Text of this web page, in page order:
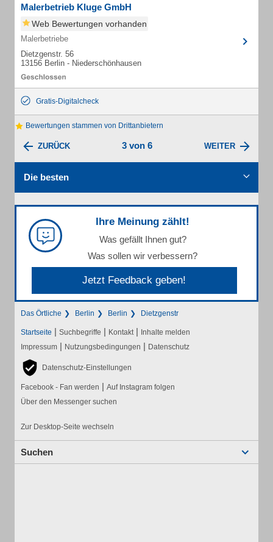
Malerbetrieb Kluge GmbH
Web Bewertungen vorhanden
Malerbetriebe
Dietzgenstr. 56
13156 Berlin - Niederschönhausen
Gratis-Digitalcheck
Bewertungen stammen von Drittanbietern
ZURÜCK 3 von 6 WEITER
Die besten
Ihre Meinung zählt!
Was gefällt Ihnen gut?
Was sollen wir verbessern?
Jetzt Feedback geben!
Das Örtliche Berlin Berlin Dietzgenstr
Startseite | Suchbegriffe | Kontakt | Inhalte melden
Impressum | Nutzungsbedingungen | Datenschutz
Datenschutz-Einstellungen
Facebook - Fan werden | Auf Instagram folgen
Über den Messenger suchen
Zur Desktop-Seite wechseln
Suchen